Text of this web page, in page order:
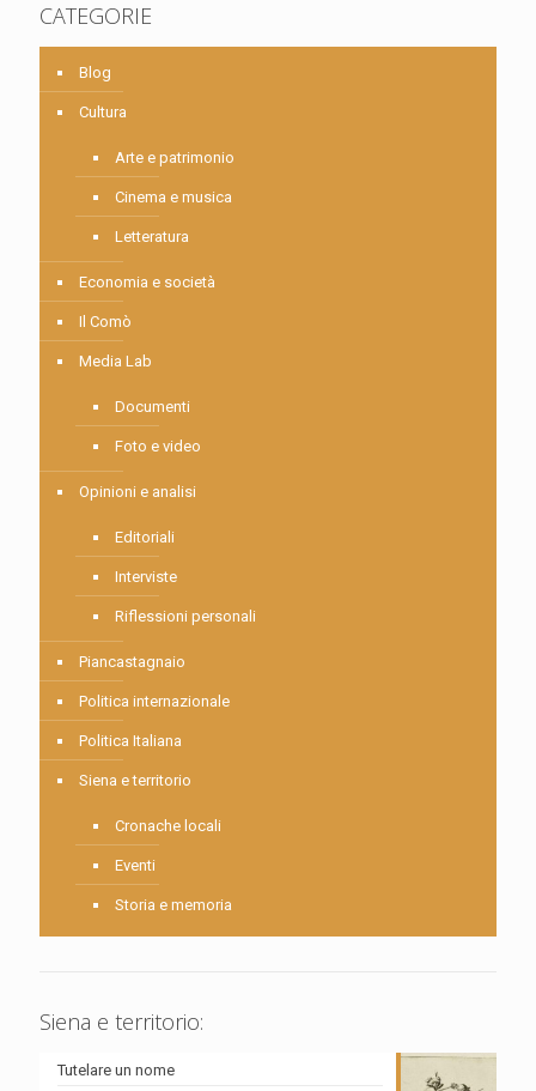
CATEGORIE
Blog
Cultura
Arte e patrimonio
Cinema e musica
Letteratura
Economia e società
Il Comò
Media Lab
Documenti
Foto e video
Opinioni e analisi
Editoriali
Interviste
Riflessioni personali
Piancastagnaio
Politica internazionale
Politica Italiana
Siena e territorio
Cronache locali
Eventi
Storia e memoria
Siena e territorio:
Tutelare un nome